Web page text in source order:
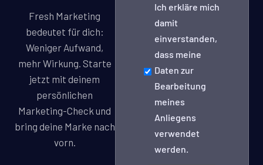
Fresh Marketing
bedeutet für dich:
Weniger Aufwand,
mehr Wirkung. Starte
jetzt mit deinem
persönlichen
Marketing-Check und
bring deine Marke nach
vorn.
Ich erkläre mich
damit
einverstanden,
dass meine
Daten zur
Bearbeitung
meines
Anliegens
verwendet
werden.